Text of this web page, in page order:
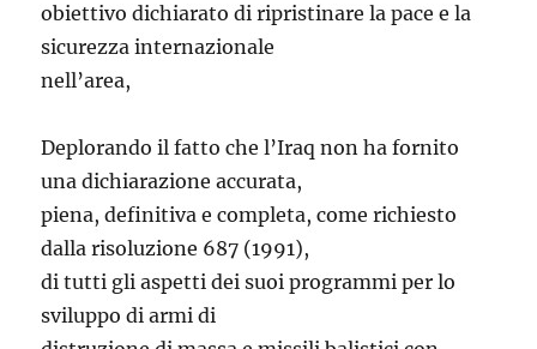
obiettivo dichiarato di ripristinare la pace e la
sicurezza internazionale
nell’area,
Deplorando il fatto che l’Iraq non ha fornito
una dichiarazione accurata,
piena, definitiva e completa, come richiesto
dalla risoluzione 687 (1991),
di tutti gli aspetti dei suoi programmi per lo
sviluppo di armi di